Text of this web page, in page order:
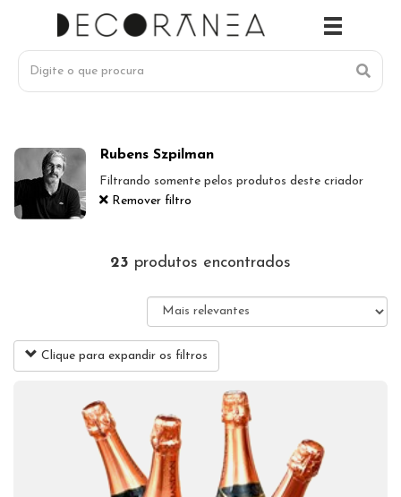
Rubens Szpilman
Filtrando somente pelos produtos deste criador
Remover filtro
23 produtos encontrados
Clique para expandir os filtros